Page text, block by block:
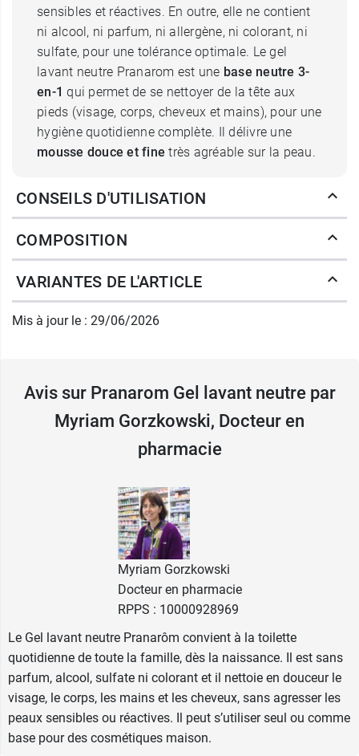
sensibles et réactives. En outre, elle ne contient
ni alcool, ni parfum, ni allergène, ni colorant, ni
sulfate, pour une tolérance optimale. Le gel
lavant neutre Pranarom est une base neutre 3-
en-1qui permet de se nettoyer de la tête aux
pieds (visage, corps, cheveux et mains), pour une
hygiène quotidienne complète. Il délivre une
mousse douce et fine très agréable sur la peau.
Le Gel lavant neutre Pranarom peut être utilisé
cosmétiques maison
shampooings, savons pour les mains ou
nettoyants visage en les personnalisant avec
des huiles essentielles ou végétales, ou encore
avec des hydrolats. Vous pourrez ainsi répondre
Vous pourrez par exemple utiliser l'huile végétale
d'amande douce bio Pranarom
pour
surgraisser
légèrement votre base lavante neutre Pranarom
et profiter de tous les bienfaits de cette huile
Pranarom Gel Lavant Neutre : les
caractéristiques
Formule non parfumée.
99 % d'ingrédients d'origine naturelle.
Tensio-actifs doux 100% d'origine naturelle.
Vegan.
Convient aux femmes enceintes.
Peut être utilisé dès la naissance.
Respecte la peau et la planète.
Peut servir de base neutre pour les cosmétiques
maison.
CONSEILS D'UTILISATION
COMPOSITION
VARIANTES DE L'ARTICLE
Mis à jour le : 29/06/2026
Avis sur Pranarom Gel lavant neutre par
Myriam Gorzkowski, Docteur en
pharmacie
Myriam Gorzkowski
Docteur en pharmacie
RPPS : 10000928969
Le Gel lavant neutre Pranarôm convient à la toilette
quotidienne de toute la famille, dès la naissance. Il est sans
parfum, alcool, sulfate ni colorant et il nettoie en douceur le
visage, le corps, les mains et les cheveux, sans agresser les
peaux sensibles ou réactives. Il peut s’utiliser seul ou comme
base pour des cosmétiques maison.